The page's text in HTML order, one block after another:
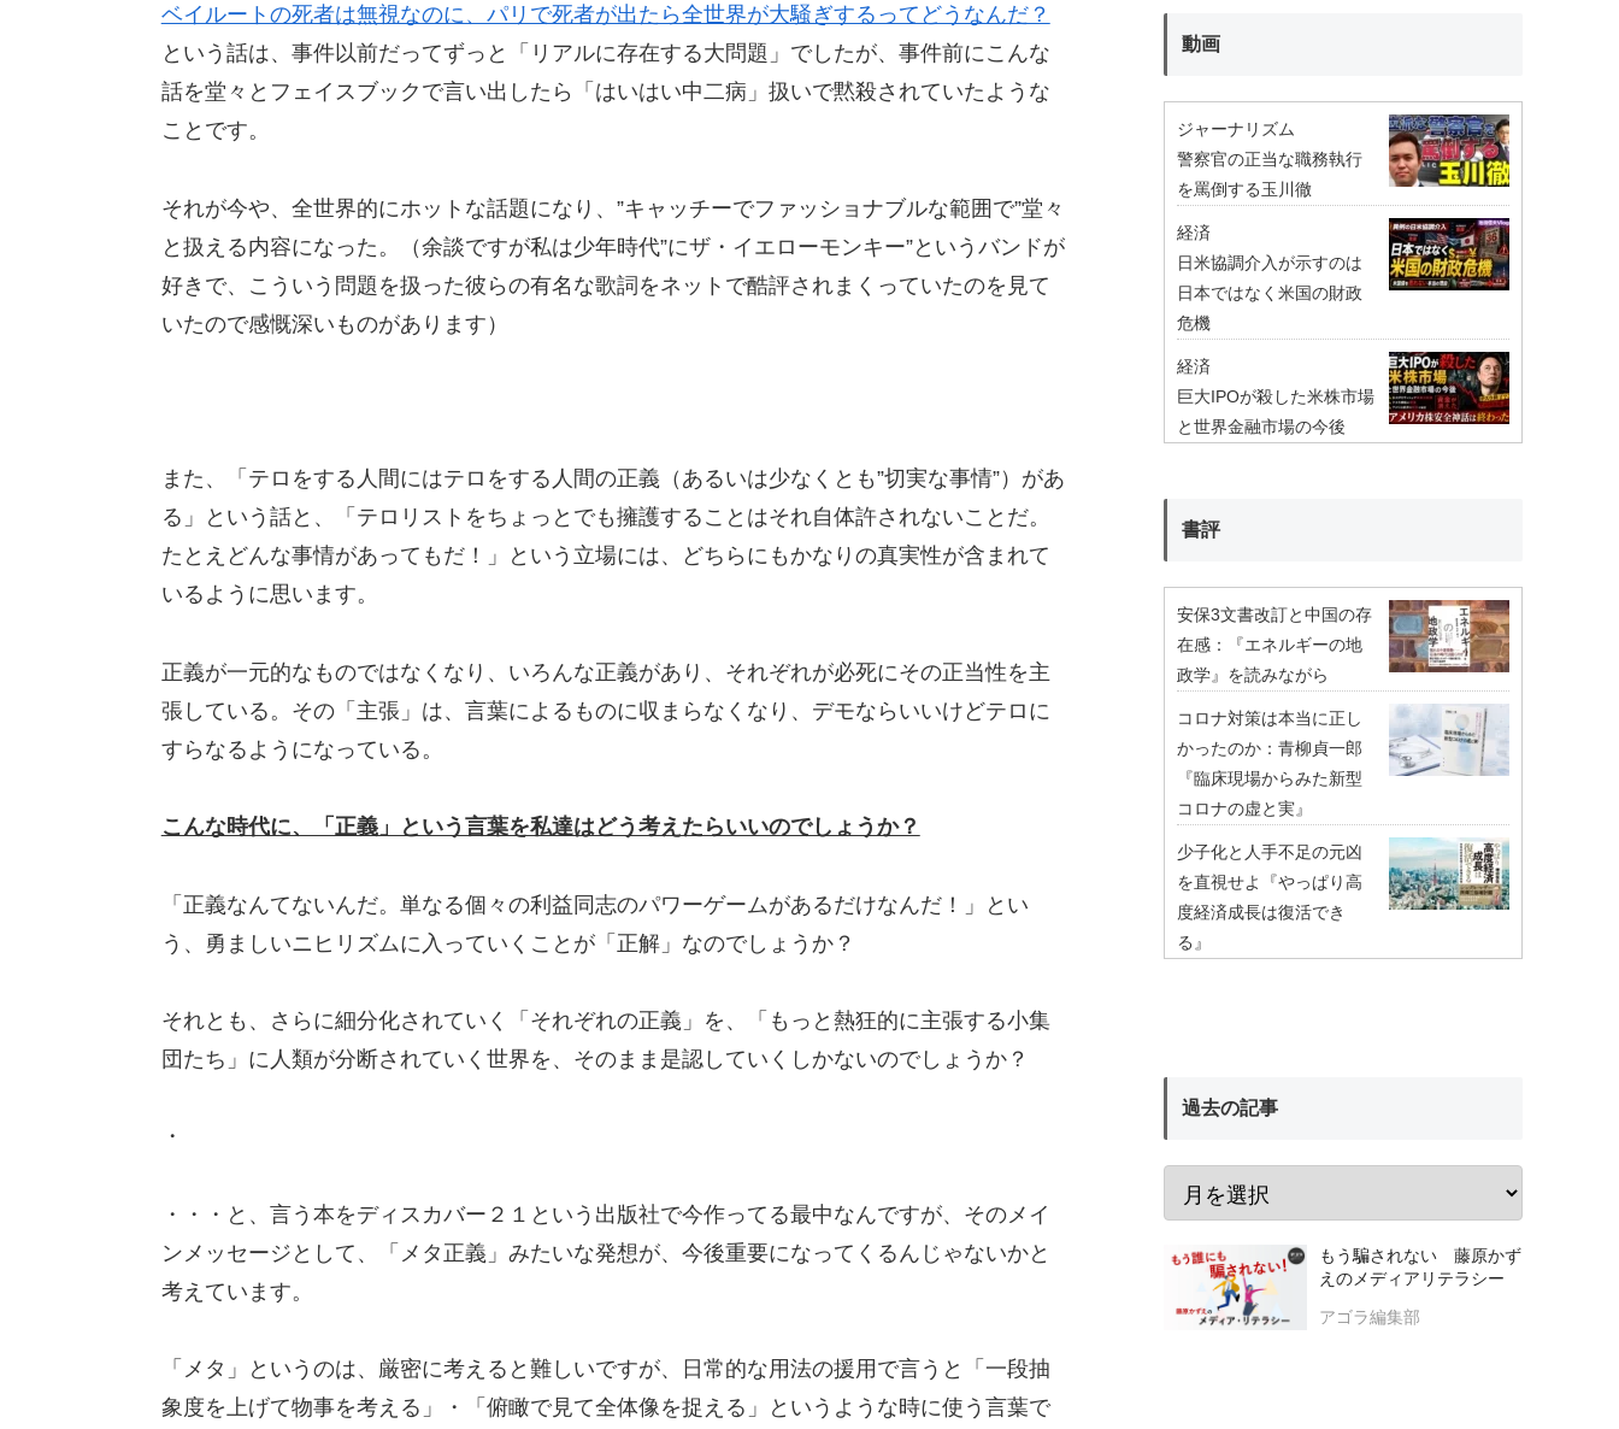
ベイルートの死者は無視なのに、パリで死者が出たら全世界が大騒ぎするってどうなんだ？
という話は、事件以前だってずっと「リアルに存在する大問題」でしたが、事件前にこんな
話を堂々とフェイスブックで言い出したら「はいはい中二病」扱いで黙殺されていたような
ことです。
それが今や、全世界的にホットな話題になり、”キャッチーでファッショナブルな範囲で”堂々
と扱える内容になった。（余談ですが私は少年時代”にザ・イエローモンキー”というバンドが
好きで、こういう問題を扱った彼らの有名な歌詞をネットで酷評されまくっていたのを見て
いたので感慨深いものがあります）
また、「テロをする人間にはテロをする人間の正義（あるいは少なくとも”切実な事情”）があ
る」という話と、「テロリストをちょっとでも擁護することはそれ自体許されないことだ。
たとえどんな事情があってもだ！」という立場には、どちらにもかなりの真実性が含まれて
いるように思います。
正義が一元的なものではなくなり、いろんな正義があり、それぞれが必死にその正当性を主
張している。その「主張」は、言葉によるものに収まらなくなり、デモならいいけどテロに
すらなるようになっている。
こんな時代に、「正義」という言葉を私達はどう考えたらいいのでしょうか？
「正義なんてないんだ。単なる個々の利益同志のパワーゲームがあるだけなんだ！」とい
う、勇ましいニヒリズムに入っていくことが「正解」なのでしょうか？
それとも、さらに細分化されていく「それぞれの正義」を、「もっと熱狂的に主張する小集
団たち」に人類が分断されていく世界を、そのまま是認していくしかないのでしょうか？
・
・・・と、言う本をディスカバー２１という出版社で今作ってる最中なんですが、そのメイ
ンメッセージとして、「メタ正義」みたいな発想が、今後重要になってくるんじゃないかと
考えています。
「メタ」というのは、厳密に考えると難しいですが、日常的な用法の援用で言うと「一段抽
象度を上げて物事を考える」・「俯瞰で見て全体像を捉える」というような時に使う言葉で
動画
ジャーナリズム
警察官の正当な職務執行
を罵倒する玉川徹
経済
日米協調介入が示すのは
日本ではなく米国の財政
危機
経済
巨大IPOが殺した米株市場
と世界金融市場の今後
書評
安保3文書改訂と中国の存
在感：『エネルギーの地
政学』を読みながら
コロナ対策は本当に正し
かったのか：青柳貞一郎
『臨床現場からみた新型
コロナの虚と実』
少子化と人手不足の元凶
を直視せよ『やっぱり高
度経済成長は復活でき
る』
過去の記事
もう騙されない 藤原かず
えのメディアリテラシー
アゴラ編集部